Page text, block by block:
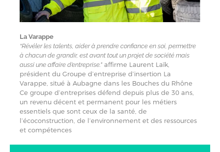
La Varappe
“Révéler les talents, aider à prendre confiance en soi, permettre
à chacun de grandir, est avant tout un projet de société mais
aussi une affaire d’entreprise.”affirme Laurent Laïk,
président du Groupe d’entreprise d’insertion La
Varappe, situé à Aubagne dans les Bouches du Rhône
Ce groupe d’entreprises défend depuis plus de 30 ans,
un revenu décent et permanent pour les métiers
essentiels que sont ceux de la santé, de
l’écoconstruction, de l’environnement et des ressources
et compétences